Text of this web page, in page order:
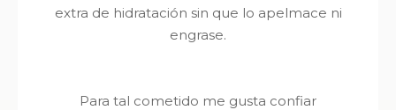
extra de hidratación sin que lo apelmace ni
engrase.
Para tal cometido me gusta confiar